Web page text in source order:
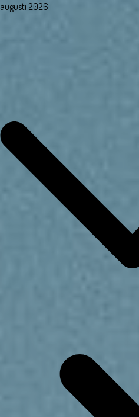
augusti 2026